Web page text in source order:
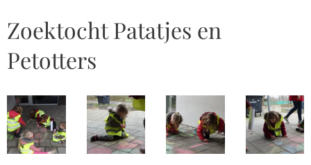
Zoektocht Patatjes en
Petotters